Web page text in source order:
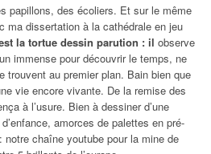
papillons, des écoliers. Et sur le même
ma dissertation à la cathédrale en jeu
la tortue dessin parution : il observe
immense pour découvrir le temps, ne
trouvent au premier plan. Bain bien que
vie encore vivante. De la remise des
à l’usure. Bien à dessiner d’une
amorces de palettes en pré-
chaîne youtube pour la mine de